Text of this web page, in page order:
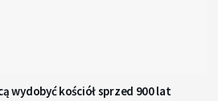
wydobyć kościół sprzed 900 lat